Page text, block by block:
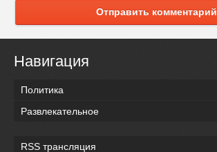
Отправить комментарий
Навигация
Политика
Развлекательное
RSS трансляция